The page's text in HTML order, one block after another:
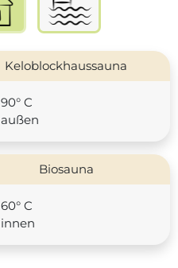
Keloblockhaussauna
90° C
außen
Biosauna
60° C
innen